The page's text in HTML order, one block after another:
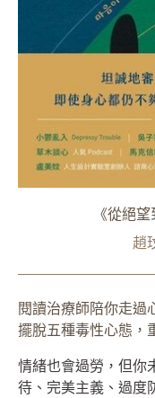
《從絕
趙
閱讀治療師陪你走過
擺脫五種毒性心態，
情緒也會過勞，但你
待、完美主義、過度